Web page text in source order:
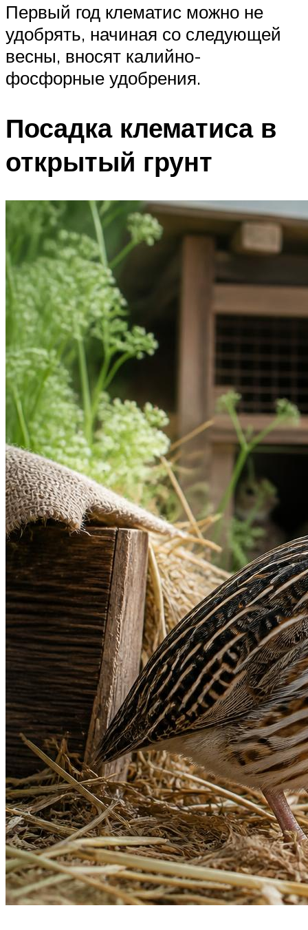
Первый год клематис можно не
удобрять, начиная со следующей
весны, вносят калийно-
фосфорные удобрения.
Посадка клематиса в
открытый грунт